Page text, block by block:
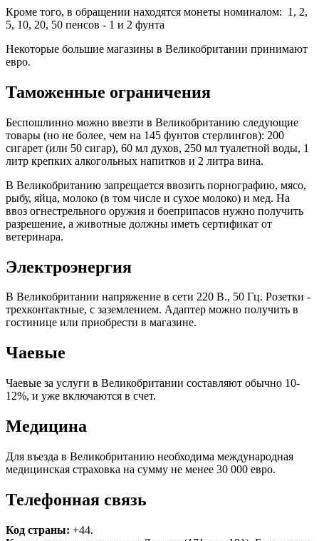
Кроме того, в обращении находятся монеты номиналом: 1, 2,
5, 10, 20, 50 пенсов - 1 и 2 фунта
Некоторые большие магазины в Великобритании принимают
евро.
Таможенные ограничения
Беспошлинно можно ввезти в Великобританию следующие
товары (но не более, чем на 145 фунтов стерлингов): 200
сигарет (или 50 сигар), 60 мл духов, 250 мл туалетной воды, 1
литр крепких алкогольных напитков и 2 литра вина.
В Великобританию запрещается ввозить порнографию, мясо,
рыбу, яйца, молоко (в том числе и сухое молоко) и мед. На
ввоз огнестрельного оружия и боеприпасов нужно получить
разрешение, а животные должны иметь сертификат от
ветеринара.
Электроэнергия
В Великобритании напряжение в сети 220 В., 50 Гц. Розетки -
трехконтактные, с заземлением. Адаптер можно получить в
гостинице или приобрести в магазине.
Чаевые
Чаевые за услуги в Великобритании составляют обычно 10-
12%, и уже включаются в счет.
Медицина
Для въезда в Великобританию необходима международная
медицинская страховка на сумму не менее 30 000 евро.
Телефонная связь
Код страны: +44.